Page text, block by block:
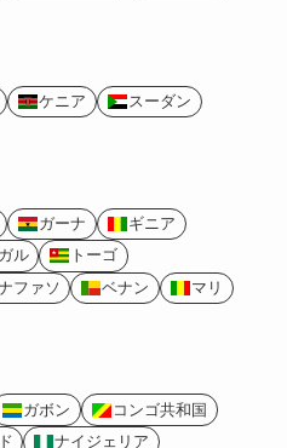
ケニア
スーダン
ガーナ
ギニア
ル
トーゴ
ファソ ベナン
マリ
ガボン
コンゴ共和国
ナイジェリア